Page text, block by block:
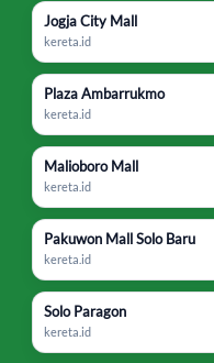
Jogja City Mall
kereta.id
Plaza Ambarrukmo
kereta.id
Malioboro Mall
kereta.id
Pakuwon Mall Solo Baru
kereta.id
Solo Paragon
kereta.id